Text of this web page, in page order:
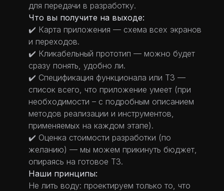
для передачи в разработку.
Что вы получите на выходе:
✔️ Карта приложения — схема всех экранов
и переходов.
✔️ Кликабельный прототип — можно будет
сразу понять, удобно ли.
✔️ Спецификация функционала или ТЗ —
список всего, что приложение умеет (при
необходимости – с подробным описанием
методов реализации и инструментов,
применяемых на каждом этапе).
✔️ Оценка стоимости разработки (по
желанию) — мы можем прикинуть бюджет,
опираясь на готовое ТЗ.
Наши принципы:
Не лить воду: проектируем только то, что